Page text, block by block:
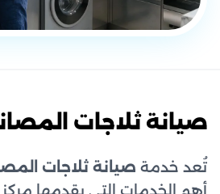
صيانة ثلاجات
تُعد خدمة صيانة ثلاجات